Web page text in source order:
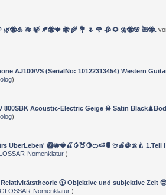
🎋 🍃 🍂🐝🍁 🐝 🌾 💐 🌷 🌹 🥀 🌻 🌼🐝🌸 🌺🐝.
AJ100/VS (SerialNo: 10122313454) Western
)
800SBK Acoustic-Electric Geige ☠ Satin
)
ÜberLeben' 🥝🫐🍓🍒🥭🍑🍋🍊🍉🍍🍈🍎🍇🍌🍐 1.Teil
Nomenklatur)
🕦 Objektive und subjektive Zeit
Nomenklatur)